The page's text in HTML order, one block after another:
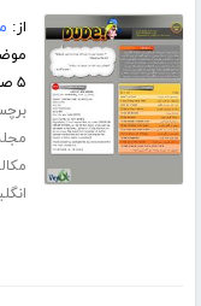
از:
۵ صفحه